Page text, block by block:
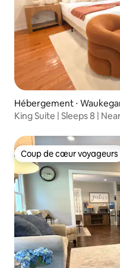
Hébergement ⋅
King Suite | Sleeps 8 |
Coup de cœur voyageurs
Coup de cœur voyageurs